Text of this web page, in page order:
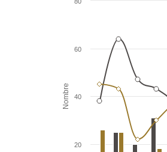
Nombre
20
40
60